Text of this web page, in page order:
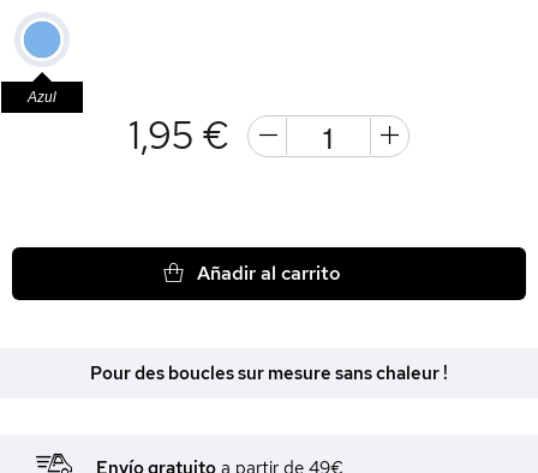
1,95 €
Añadir al carrito
Pour des boucles sur mesure sans chaleur !
Envío gratuito a partir de 49€
Azul